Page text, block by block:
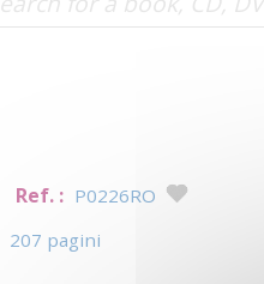
Ref. : P0226RO
207 pagini